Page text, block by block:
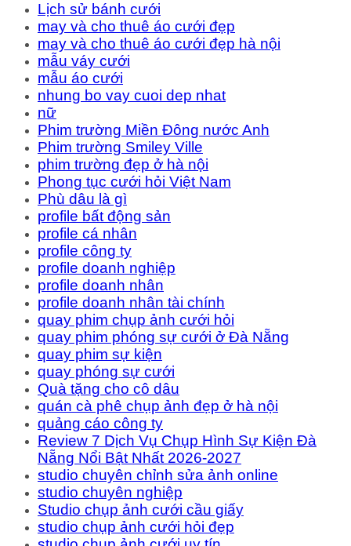
Lịch sử bánh cưới
may và cho thuê áo cưới đẹp
may và cho thuê áo cưới đẹp hà nội
mẫu váy cưới
mẫu áo cưới
nhung bo vay cuoi dep nhat
nữ
Phim trường Miền Đông nước Anh
Phim trường Smiley Ville
phim trường đẹp ở hà nội
Phong tục cưới hỏi Việt Nam
Phù dâu là gì
profile bất động sản
profile cá nhân
profile công ty
profile doanh nghiệp
profile doanh nhân
profile doanh nhân tài chính
quay phim chụp ảnh cưới hỏi
quay phim phóng sự cưới ở Đà Nẵng
quay phim sự kiện
quay phóng sự cưới
Quà tặng cho cô dâu
quán cà phê chụp ảnh đẹp ở hà nội
quảng cáo công ty
Review 7 Dịch Vụ Chụp Hình Sự Kiện Đà
Nẵng Nổi Bật Nhất 2026-2027
studio chuyên chỉnh sửa ảnh online
studio chuyên nghiệp
Studio chụp ảnh cưới cầu giấy
studio chụp ảnh cưới hỏi đẹp